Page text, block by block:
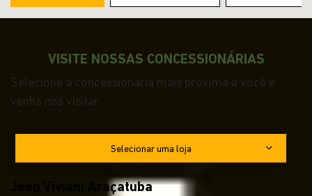
VISITE NOSSAS CONCESSIONÁRIAS
Selecione a concessionária mais próxima a você e
venha nos visitar.
Selecionar uma loja
Jeep Viviani Araçatuba